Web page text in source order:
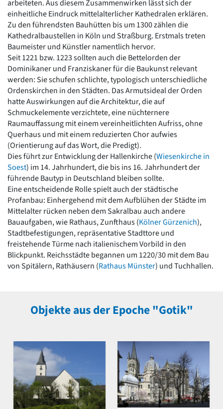
arbeiteten. Aus diesem Zusammenwirken lässt sich der
einheitliche Eindruck mittelalterlicher Kathedralen erklären.
Zu den führendsten Bauhütten bis um 1300 zählen die
Kathedralbaustellen in Köln und Straßburg. Erstmals treten
Baumeister und Künstler namentlich hervor.
Seit 1221 bzw. 1223 sollten auch die Bettelorden der
Dominikaner und Franziskaner für die Baukunst relevant
werden: Sie schufen schlichte, typologisch unterschiedliche
Ordenskirchen in den Städten. Das Armutsideal der Orden
hatte Auswirkungen auf die Architektur, die auf
Schmuckelemente verzichtete, eine nüchternere
Raumauffassung mit einem vereinheitlichten Aufriss, ohne
Querhaus und mit einem reduzierten Chor aufwies
(Orientierung auf das Wort, die Predigt).
Dies führt zur Entwicklung der Hallenkirche (Wiesenkirche in
Soest) im 14. Jahrhundert, die bis ins 16. Jahrhundert der
führende Bautyp in Deutschland bleiben sollte.
Eine entscheidende Rolle spielt auch der städtische
Profanbau: Einhergehend mit dem Aufblühen der Städte im
Mittelalter rücken neben dem Sakralbau auch andere
Bauaufgaben, wie Rathaus, Zunfthaus (Kölner Gürzenich),
Stadtbefestigungen, repräsentative Stadttore und
freistehende Türme nach italienischem Vorbild in den
Blickpunkt. Reichsstädte begannen um 1220/30 mit dem Bau
von Spitälern, Rathäusern (Rathaus Münster) und Tuchhallen.
Objekte aus der Epoche "Gotik"